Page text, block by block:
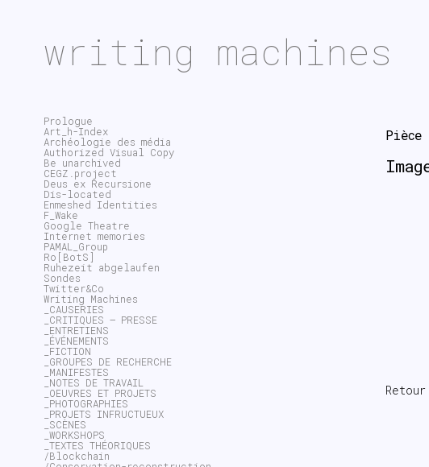
writing machines
Prologue
Art_h-Index
Archéologie des média
Authorized Visual Copy
Be unarchived
CEGZ.project
Deus ex Recursione
Dis-located
Enmeshed Identities
F_Wake
Google Theatre
Internet memories
PAMAL_Group
Ro[BotS]
Ruhezeit abgelaufen
Sondes
Twitter&Co
Writing Machines
_CAUSERIES
_CRITIQUES – PRESSE
_ENTRETIENS
_ÉVÉNEMENTS
_FICTION
_GROUPES DE RECHERCHE
_MANIFESTES
_NOTES DE TRAVAIL
_OEUVRES ET PROJETS
_PHOTOGRAPHIES
_PROJETS INFRUCTUEUX
_SCÈNES
_WORKSHOPS
_TEXTES THÉORIQUES
/Blockchain